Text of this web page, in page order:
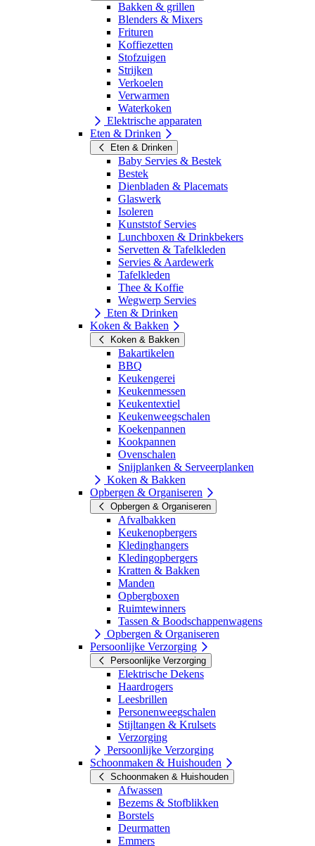
Bakken & grillen
Blenders & Mixers
Frituren
Koffiezetten
Stofzuigen
Strijken
Verkoelen
Verwarmen
Waterkoken
Elektrische apparaten
Eten & Drinken
Eten & Drinken
Baby Servies & Bestek
Bestek
Dienbladen & Placemats
Glaswerk
Isoleren
Kunststof Servies
Lunchboxen & Drinkbekers
Servetten & Tafelkleden
Servies & Aardewerk
Tafelkleden
Thee & Koffie
Wegwerp Servies
Eten & Drinken
Koken & Bakken
Koken & Bakken
Bakartikelen
BBQ
Keukengerei
Keukenmessen
Keukentextiel
Keukenweegschalen
Koekenpannen
Kookpannen
Ovenschalen
Snijplanken & Serveerplanken
Koken & Bakken
Opbergen & Organiseren
Opbergen & Organiseren
Afvalbakken
Keukenopbergers
Kledinghangers
Kledingopbergers
Kratten & Bakken
Manden
Opbergboxen
Ruimtewinners
Tassen & Boodschappenwagens
Opbergen & Organiseren
Persoonlijke Verzorging
Persoonlijke Verzorging
Elektrische Dekens
Haardrogers
Leesbrillen
Personenweegschalen
Stijltangen & Krulsets
Verzorging
Persoonlijke Verzorging
Schoonmaken & Huishouden
Schoonmaken & Huishouden
Afwassen
Bezems & Stofblikken
Borstels
Deurmatten
Emmers